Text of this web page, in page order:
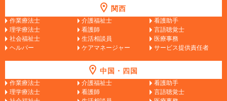
関西
作業療法士 介護福祉士
看護助手
理学療法士
看護師
言語聴覚士
社会福祉士
生活相談員
医療事務
ヘルパー
ケアマネージャー サービス提供責任者
中国・四国
作業療法士 介護福祉士
看護助手
理学療法士
看護師
言語聴覚士